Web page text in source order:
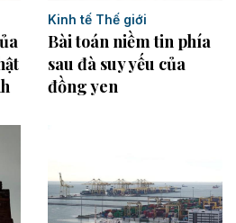
Kinh tế Thế giới
Bài toán niềm tin phía
sau đà suy yếu của
đồng yen